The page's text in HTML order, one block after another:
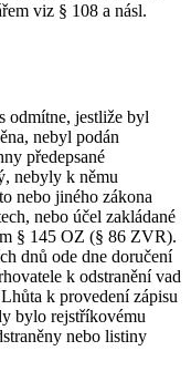
viz § 108 a násl.
odmítne, jestliže byl
nebyl podán
předepsané
nebyly k němu
nebo jiného zákona
nebo účel zakládané
§ 145 OZ (§ 86 ZVR).
dnů ode dne doručení
k odstranění vad
k provedení zápisu
bylo rejstříkovému
nebo listiny